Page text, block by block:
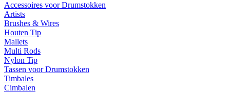
Accessoires voor Drumstokken
Artists
Brushes & Wires
Houten Tip
Mallets
Multi Rods
Nylon Tip
Tassen voor Drumstokken
Timbales
Cimbalen